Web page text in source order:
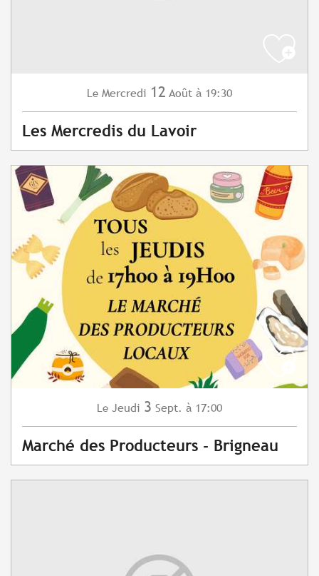
Le Mercredi 12 Août à 19:30
Les Mercredis du Lavoir
Le Jeudi 3 Sept. à 17:00
Marché des Producteurs - Brigneau